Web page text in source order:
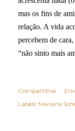
mas os fins de
relação. A vida
percebem de
“não sinto mais
Compartilhar
Labels: Mariana